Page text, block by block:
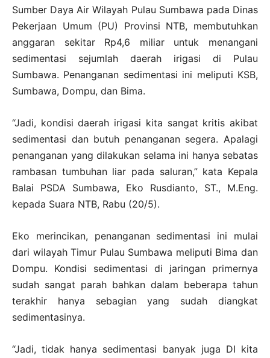
Sumber Daya Air Wilayah Pulau Sumbawa pada Dinas
Pekerjaan Umum (PU) Provinsi NTB, membutuhkan
anggaran sekitar Rp4,6 miliar untuk menangani
sedimentasi sejumlah daerah irigasi di Pulau
Sumbawa. Penanganan sedimentasi ini meliputi KSB,
Sumbawa, Dompu, dan Bima.
“Jadi, kondisi daerah irigasi kita sangat kritis akibat
sedimentasi dan butuh penanganan segera. Apalagi
penanganan yang dilakukan selama ini hanya sebatas
rambasan tumbuhan liar pada saluran,” kata Kepala
Balai PSDA Sumbawa, Eko Rusdianto, ST., M.Eng.
kepada Suara NTB, Rabu (20/5).
Eko merincikan, penanganan sedimentasi ini mulai
dari wilayah Timur Pulau Sumbawa meliputi Bima dan
Dompu. Kondisi sedimentasi di jaringan primernya
sudah sangat parah bahkan dalam beberapa tahun
terakhir hanya sebagian yang sudah diangkat
sedimentasinya.
“Jadi, tidak hanya sedimentasi banyak juga DI kita